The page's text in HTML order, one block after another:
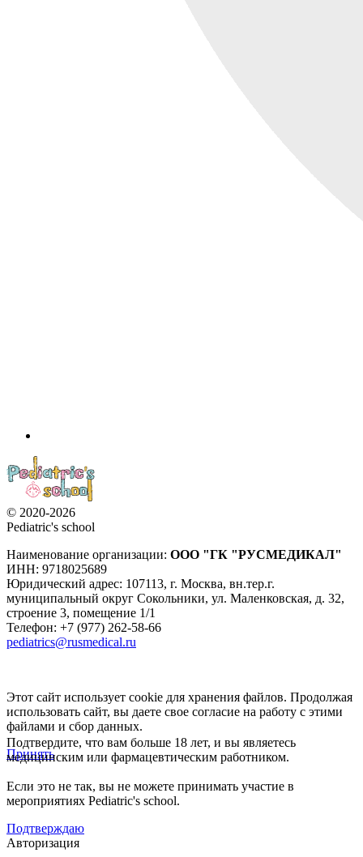
© 2020-2026
Pediatric's school
Наименование организации: ООО "ГК "РУСМЕДИКАЛ"
ИНН: 9718025689
Юридический адрес: 107113, г. Москва, вн.тер.г.
муниципальный округ Сокольники, ул. Маленковская, д. 32,
строение 3, помещение 1/1
Телефон: +7 (977) 262-58-66
pediatrics@rusmedical.ru
Этот сайт использует cookie для хранения файлов. Продолжая
использовать сайт, вы даете свое согласие на работу с этими
файлами и сбор данных.
Принять
Подтвердите, что вам больше 18 лет, и вы являетесь
медицинским или фармацевтическим работником.
Если это не так, вы не можете принимать участие в
мероприятиях Pediatric's school.
Подтверждаю
Авторизация